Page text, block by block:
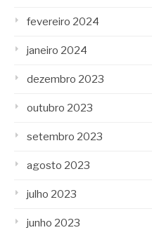
fevereiro 2024
janeiro 2024
dezembro 2023
outubro 2023
setembro 2023
agosto 2023
julho 2023
junho 2023